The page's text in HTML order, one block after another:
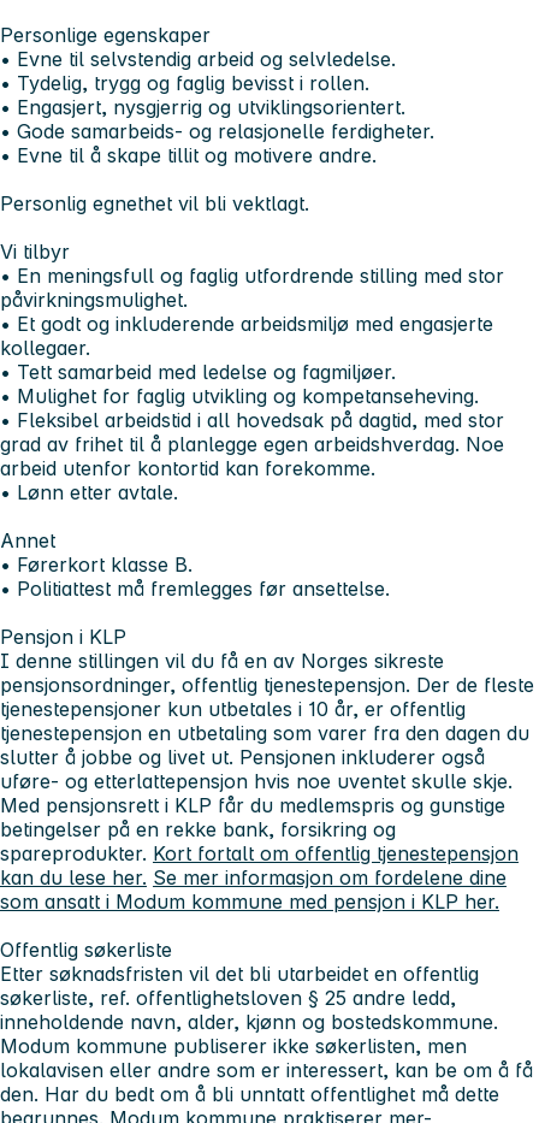
Personlige egenskaper
• Evne til selvstendig arbeid og selvledelse.
• Tydelig, trygg og faglig bevisst i rollen.
• Engasjert, nysgjerrig og utviklingsorientert.
• Gode samarbeids- og relasjonelle ferdigheter.
• Evne til å skape tillit og motivere andre.
Personlig egnethet vil bli vektlagt.
Vi tilbyr
• En meningsfull og faglig utfordrende stilling med stor
påvirkningsmulighet.
• Et godt og inkluderende arbeidsmiljø med engasjerte
kollegaer.
• Tett samarbeid med ledelse og fagmiljøer.
• Mulighet for faglig utvikling og kompetanseheving.
• Fleksibel arbeidstid i all hovedsak på dagtid, med stor
grad av frihet til å planlegge egen arbeidshverdag. Noe
arbeid utenfor kontortid kan forekomme.
• Lønn etter avtale.
Annet
• Førerkort klasse B.
• Politiattest må fremlegges før ansettelse.
Pensjon i KLP
I denne stillingen vil du få en av Norges sikreste
pensjonsordninger, offentlig tjenestepensjon. Der de fleste
tjenestepensjoner kun utbetales i 10 år, er offentlig
tjenestepensjon en utbetaling som varer fra den dagen du
slutter å jobbe og livet ut. Pensjonen inkluderer også
uføre- og etterlattepensjon hvis noe uventet skulle skje.
Med pensjonsrett i KLP får du medlemspris og gunstige
betingelser på en rekke bank, forsikring og
spareprodukter. Kort fortalt om offentlig tjenestepensjon
kan du lese her. Se mer informasjon om fordelene dine
som ansatt i Modum kommune med pensjon i KLP her.
Offentlig søkerliste
Etter søknadsfristen vil det bli utarbeidet en offentlig
søkerliste, ref. offentlighetsloven § 25 andre ledd,
inneholdende navn, alder, kjønn og bostedskommune.
Modum kommune publiserer ikke søkerlisten, men
lokalavisen eller andre som er interessert, kan be om å få
den. Har du bedt om å bli unntatt offentlighet må dette
begrunnes. Modum kommune praktiserer mer-